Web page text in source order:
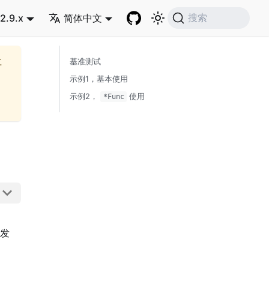
2.9.x 简体中文 搜索
基准测试
示例1，基本使用
示例2，
*Func 使用